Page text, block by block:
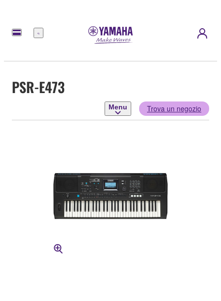
Menu
PSR-E473
Menu Trova un negozio